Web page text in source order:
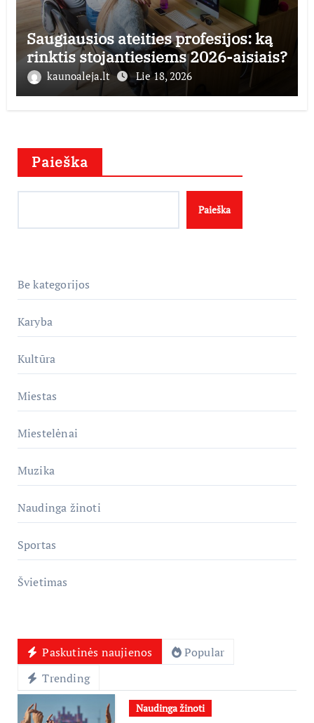
Saugiausios ateities profesijos: ką
rinktis stojantiesiems 2026-aisiais?
kaunoaleja.lt Lie 18, 2026
Paieška
Paieška
Be kategorijos
Karyba
Kultūra
Miestas
Miestelėnai
Muzika
Naudinga žinoti
Sportas
Švietimas
Paskutinės naujienos
Popular
Trending
Naudinga žinoti